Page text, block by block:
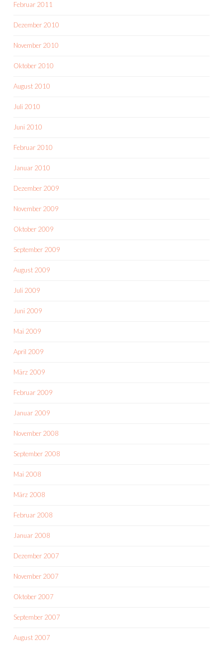
Februar 2011
Dezember 2010
November 2010
Oktober 2010
August 2010
Juli 2010
Juni 2010
Februar 2010
Januar 2010
Dezember 2009
November 2009
Oktober 2009
September 2009
August 2009
Juli 2009
Juni 2009
Mai 2009
April 2009
März 2009
Februar 2009
Januar 2009
November 2008
September 2008
Mai 2008
März 2008
Februar 2008
Januar 2008
Dezember 2007
November 2007
Oktober 2007
September 2007
August 2007